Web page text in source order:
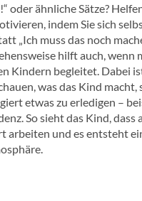
oder ähnliche Sätze?
indem Sie sich
„Ich muss das noch
hilft auch, wenn
Kindern begleitet. Dabei
was das Kind
etwas zu erledigen –
So sieht das Kind, dass
arbeiten und es entsteht